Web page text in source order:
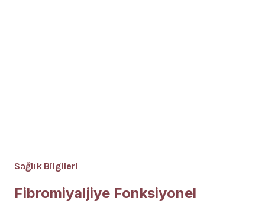
Sağlık Bilgileri
Fibromiyaljiye Fonksiyonel